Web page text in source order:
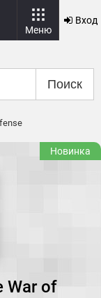
Меню
Вход
Поиск
Новинка
War of